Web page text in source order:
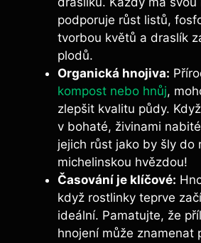
podporuje růst listů,
tvorbou květů ⁢a draslík
plodů.
Organická hnojiva:
kompost nebo hnůj,
zlepšit kvalitu půdy.
v ⁤bohaté, živinami
jejich růst jako by šly‌ do
michelinskou ⁢hvězdou!
Časování je klíčové:
když rostlinky teprve
ideální. Pamatujte, že
hnojení může znamenat